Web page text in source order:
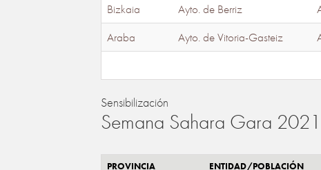
Bizkaia
Ayto. de Berriz
Araba
Ayto. de Vitoria-Gasteiz
Sensibilización
Semana Sahara Gara
PROVINCIA ENTIDAD/POBLACIÓN